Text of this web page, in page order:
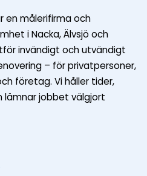
en målerifirma och
i Nacka, Älvsjö och
invändigt och utvändigt
– för privatpersoner,
företag. Vi håller tider,
lämnar jobbet välgjort